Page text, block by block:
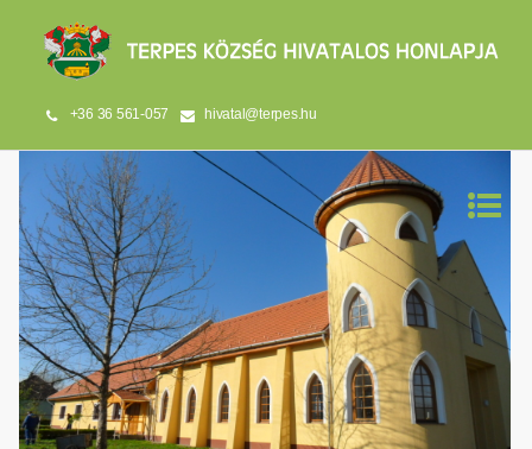
+36 36 561-057 hivatal@terpes.hu